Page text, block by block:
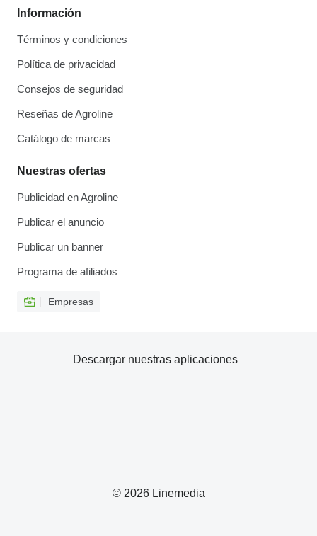
Información
Términos y condiciones
Política de privacidad
Consejos de seguridad
Reseñas de Agroline
Catálogo de marcas
Nuestras ofertas
Publicidad en Agroline
Publicar el anuncio
Publicar un banner
Programa de afiliados
Empresas
© 2026 Linemedia
Descargar nuestras aplicaciones